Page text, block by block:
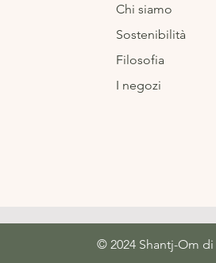
Chi siamo
Sostenibilità
Filosofia
I negozi
© 2024 Shantj-Om di